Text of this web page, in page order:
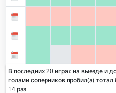
В последних 20 играх на выезде и
голами соперников пробил(а)
14 раз.